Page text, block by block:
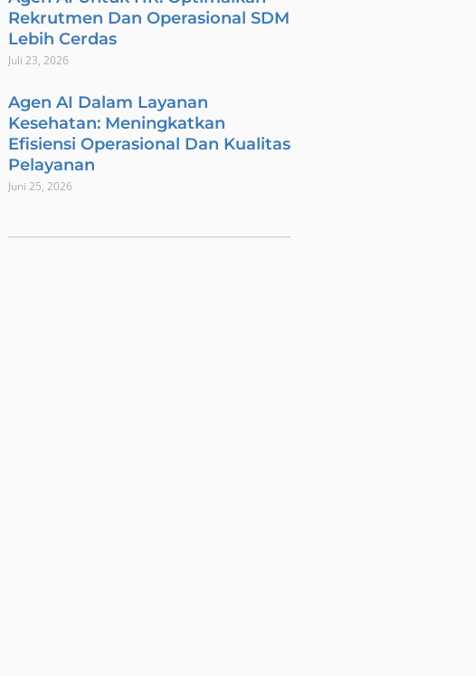
Rekrutmen Dan Operasional SDM
Lebih Cerdas
Juli 23, 2026
Agen AI Dalam Layanan
Kesehatan: Meningkatkan
Efisiensi Operasional Dan Kualitas
Pelayanan
Juni 25, 2026